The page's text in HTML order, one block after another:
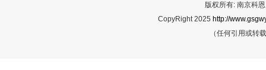
版权所有: 南京科
CopyRight 2025 http://
（任何引用或转